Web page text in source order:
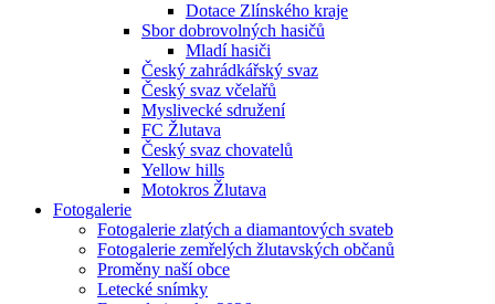
Dotace Zlínského kraje
Sbor dobrovolných hasičů
Mladí hasiči
Český zahrádkářský svaz
Český svaz včelařů
Myslivecké sdružení
FC Žlutava
Český svaz chovatelů
Yellow hills
Motokros Žlutava
Fotogalerie
Fotogalerie zlatých a diamantových svateb
Fotogalerie zemřelých žlutavských občanů
Proměny naší obce
Letecké snímky